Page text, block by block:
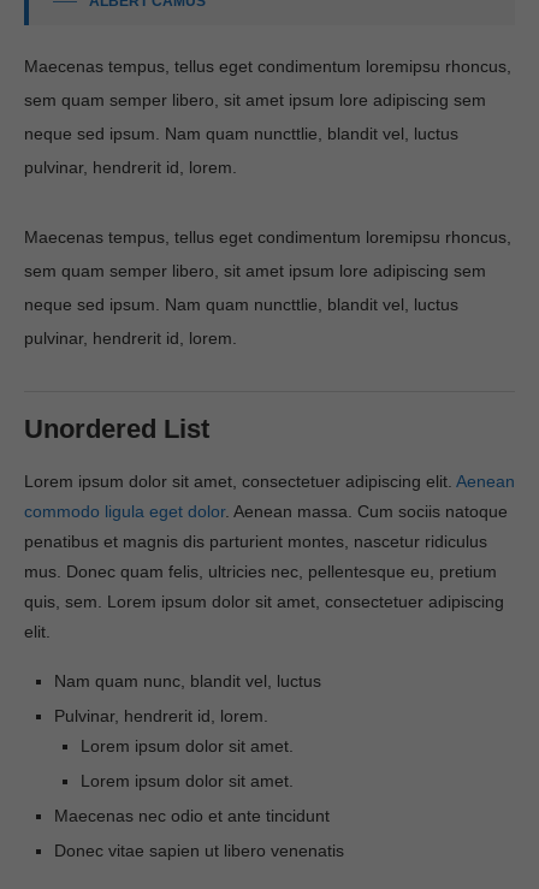
Maecenas tempus, tellus eget condimentum loremipsu rhoncus,
sem quam semper libero, sit amet ipsum lore adipiscing sem
neque sed ipsum. Nam quam nuncttlie, blandit vel, luctus
pulvinar, hendrerit id, lorem.
Maecenas tempus, tellus eget condimentum loremipsu rhoncus,
sem quam semper libero, sit amet ipsum lore adipiscing sem
neque sed ipsum. Nam quam nuncttlie, blandit vel, luctus
pulvinar, hendrerit id, lorem.
Unordered List
Lorem ipsum dolor sit amet, consectetuer adipiscing elit. Aenean
commodo ligula eget dolor. Aenean massa. Cum sociis natoque
penatibus et magnis dis parturient montes, nascetur ridiculus
mus. Donec quam felis, ultricies nec, pellentesque eu, pretium
quis, sem. Lorem ipsum dolor sit amet, consectetuer adipiscing
elit.
Nam quam nunc, blandit vel, luctus
Pulvinar, hendrerit id, lorem.
Lorem ipsum dolor sit amet.
Lorem ipsum dolor sit amet.
Maecenas nec odio et ante tincidunt
Donec vitae sapien ut libero venenatis